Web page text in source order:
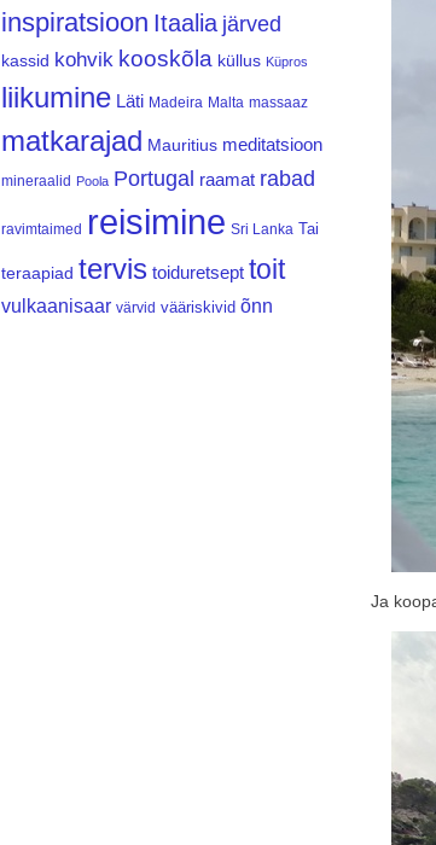
Ja
inspiratsioon Itaalia järved
kassid kohvik kooskõla küllus Küpros
liikumine Läti Madeira Malta massaaz
matkarajad Mauritius meditatsioon
mineraalid Poola Portugal raamat rabad
ravimtaimed reisimine Sri Lanka Tai
teraapiad tervis toiduretsept toit
vulkaanisaar värvid vääriskivid õnn